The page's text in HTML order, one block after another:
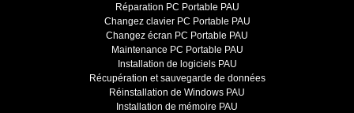
Réparation PC Portable PAU
Changez clavier PC Portable PAU
Changez écran PC Portable PAU
Maintenance PC Portable PAU
Installation de logiciels PAU
Récupération et sauvegarde de données
Réinstallation de Windows PAU
Installation de mémoire PAU